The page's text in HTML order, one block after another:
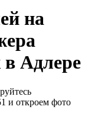
на
Адлере
и откроем фото